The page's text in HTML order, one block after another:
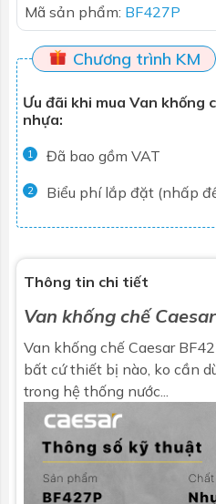
Mã sản phẩm: BF427P
Chương trình KM
Ưu đãi khi mua Van khống
nhựa:
1 Đã bao gồm VAT
2 Biểu phí lắp đặt (nhấp
Thông tin chi tiết
Van khống chế
Van khống chế Caesar
bất cứ thiết bị nào, ko cần
trong hệ thống nước...